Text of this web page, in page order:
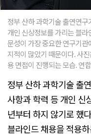
정부 산하 과학기술 출연연
개인 신상정보를 가리는 블
문성이 가장 중요한 연구기
지적이 많았기 때문이다. 사
용 면접이 진행되는 모습. 연
정부 산하 과학기술 출
사항과 학력 등 개인 신
년부터 하지 않기로 했
블라인드 채용을 적용